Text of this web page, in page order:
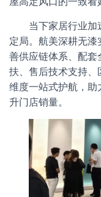
当下家居行业
定局。航美深耕无
善供应链体系、配
扶、售后技术支持
维度一站式护航，
升门店销量。